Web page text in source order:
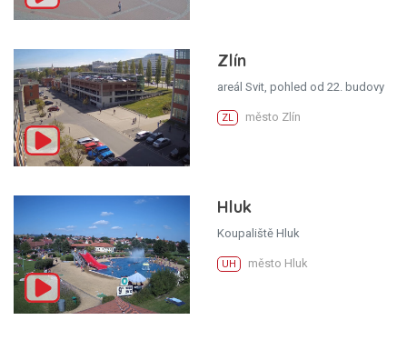
Zlín
areál Svit, pohled od 22. budovy
ZL město Zlín
Hluk
Koupaliště Hluk
UH město Hluk